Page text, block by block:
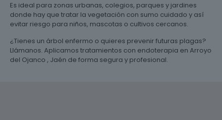
Es ideal para zonas urbanas, colegios, parques y jardines
donde hay que tratar la vegetación con sumo cuidado y así
evitar riesgo para niños, mascotas o cultivos cercanos.
¿Tienes un árbol enfermo o quieres prevenir futuras plagas?
Llámanos. Aplicamos tratamientos con endoterapia en Arroyo
del Ojanco , Jaén de forma segura y profesional.